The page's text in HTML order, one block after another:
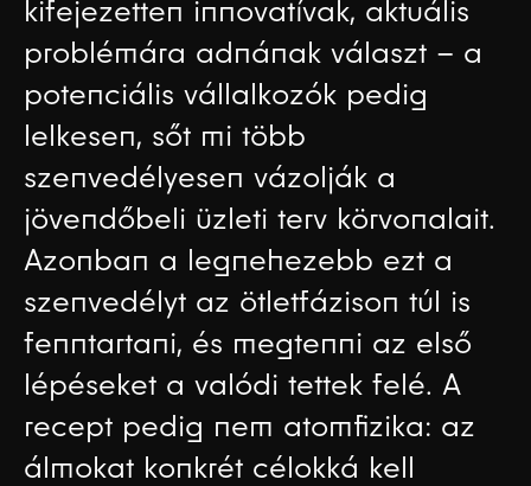
kifejezetten innovatívak, aktuális
problémára adnának választ – a
potenciális vállalkozók pedig
lelkesen, sőt mi több
szenvedélyesen vázolják a
jövendőbeli üzleti terv körvonalait.
Azonban a legnehezebb ezt a
szenvedélyt az ötletfázison túl is
fenntartani, és megtenni az első
lépéseket a valódi tettek felé. A
recept pedig nem atomfizika: az
álmokat konkrét célokká kell